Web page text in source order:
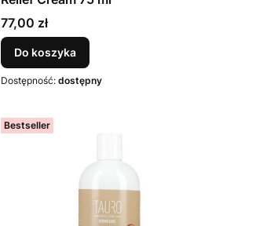
Cena
77,00 zł
Do koszyka
Dostępność: dostępny
Bestseller